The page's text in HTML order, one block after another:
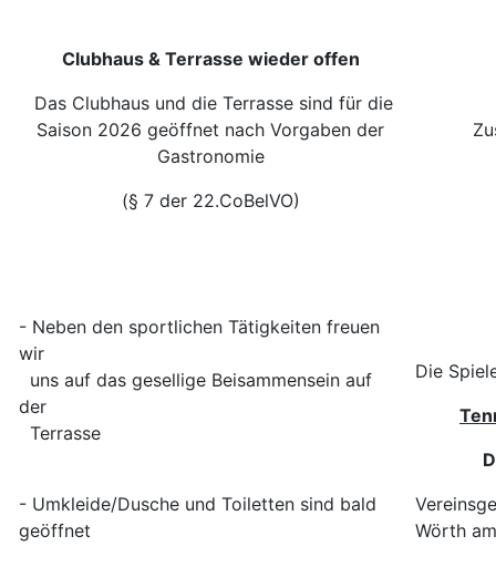
Clubhaus & Terrasse wieder offen
Das Clubhaus und die Terrasse sind für die
Saison 2026 geöffnet nach Vorgaben der
Gastronomie
(§ 7 der 22.CoBelVO)
- Neben den sportlichen Tätigkeiten freuen
wir
uns auf das gesellige Beisammensein auf
der
Terrasse
- Umkleide/Dusche und Toiletten sind bald
geöffnet
Die
Wörth